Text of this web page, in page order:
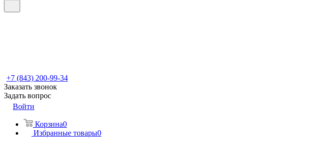
+7 (843) 200-99-34
Заказать звонок
Задать вопрос
Войти
Корзина0
Избранные товары0